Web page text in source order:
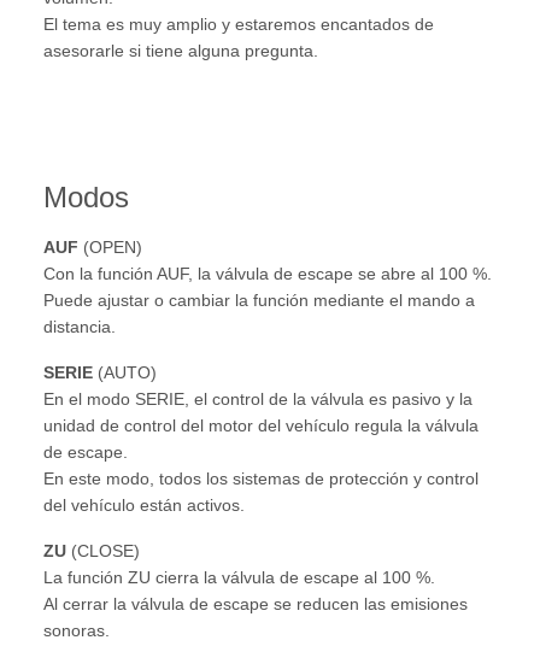
El tema es muy amplio y estaremos encantados de
asesorarle si tiene alguna pregunta.
Modos
AUF (OPEN)
Con la función AUF, la válvula de escape se abre al 100 %.
Puede ajustar o cambiar la función mediante el mando a
distancia.
SERIE (AUTO)
En el modo SERIE, el control de la válvula es pasivo y la
unidad de control del motor del vehículo regula la válvula
de escape.
En este modo, todos los sistemas de protección y control
del vehículo están activos.
ZU (CLOSE)
La función ZU cierra la válvula de escape al 100 %.
Al cerrar la válvula de escape se reducen las emisiones
sonoras.